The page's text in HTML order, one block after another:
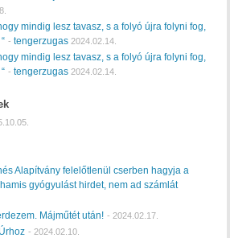
mindig lesz tavasz, s a folyó újra folyni fog,
-tengerzugas 2024.02.14.
mindig lesz tavasz, s a folyó újra folyni fog,
-tengerzugas 2024.02.14.
Alapítvány felelőtlenül cserben hagyja a
gyógyulást hirdet, nem ad számlát
Májműtét után! - 2024.02.17.
- 2024.02.10.